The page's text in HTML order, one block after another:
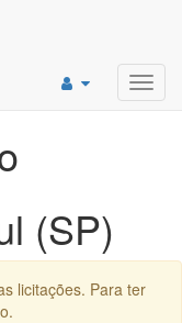
(SP)
licitações. Para ter